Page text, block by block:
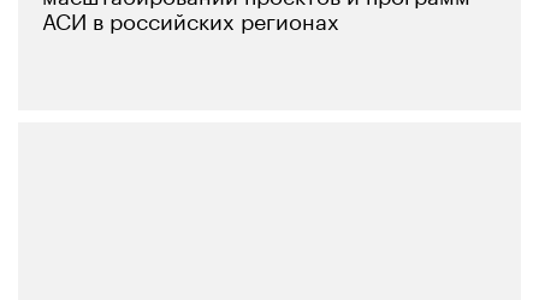
АСИ в российских регионах